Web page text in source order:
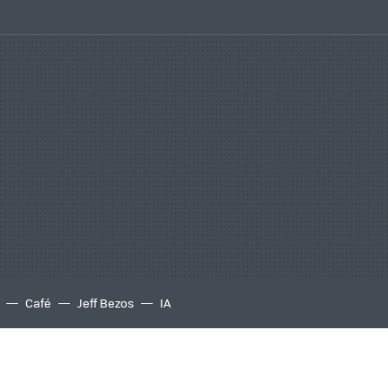
Café Jeff Bezos IA